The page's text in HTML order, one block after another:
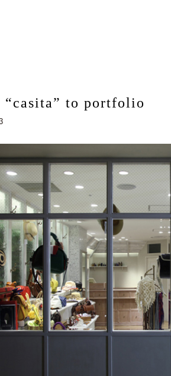
“casita” to portfolio